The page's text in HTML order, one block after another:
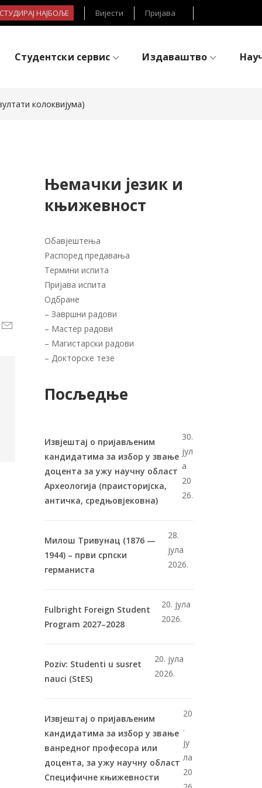
НАЈБОЉЕ Вијести Пријава
Студентски сервис Издаваштво
колоквијума)
Њемачки језик и
књижевност
Обавјештења
Распоред предавања
Термини испита
Пријава испита
Одбране
– Завршни радови
– Мастер радови
– Магистарски радови
– Докторске тезе
Посљедње
Извјештај о пријављеним
кандидатима за избор у звање
доцента за ужу научну област
Археологија (праисторијска,
античка, средњовјековна)
30.
јул
а
20
26.
Милош Тривунац (1876 —
1944) – први српски
германиста
28.
јула
2026.
Fulbright Foreign Student
Program 2027–2028
20. јула
2026.
Poziv: Studenti u susret
nauci (StES)
20. јула
2026.
Извјештај о пријављеним
кандидатима за избор у звање
ванредног професора или
доцента, за ужу научну област
Специфичне књижевности
20
.
ју
ла
20